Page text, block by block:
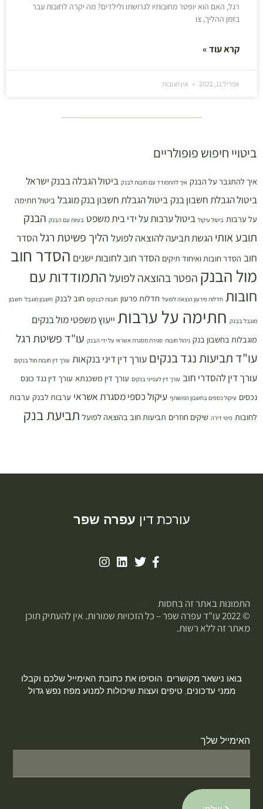
רגל, האם הוא יופטר מחובותיו לגרושתו ולילדים? מה יקרה לחובות עבר
בזמן ההליך, צו
קרא עוד »
אפריל 11, 2022 אין תגובות
ביטויי חיפוש פופולריים
איך להתגבר על הבנק איך להתמודד עם חובות לבנק ביטול הגבלה בבנק ישראל
ביטול הגבלת חשבון בנק ביטול הגבלת חשבון בנק מוגבל ביטול חתימה
על ערבות ביטול עיקול ביטול ערבות על ידי בית משפט בעיות עם הבנק הבנק
תובע אותי הגשת תביעה להוצאה לפועל הליך פשיטת רגל הסדר
חוב הסדר חובות ואיחוד תיקים הסדר חוב לחובות ישנים הסדר חוב
מול הבנק הפטר בהוצאה לפועל התמודדות עם
חובות חדלות פירעון הוצאה לפועל חדלות פרעון חובות לבנקים חוב לבנק חשבון מוגבל חשבון
מוגבל בבנק חתימה על ערבות ייעוץ משפטי מול בנקים
מוגבלות בחשבון בנק ניהול חובות סגירת מסגרת אשראי על ידי הבנק עו"ד פשיטת רגל
עו"ד תביעות נגד בנקים עורך דין דיני בנקאות עורך דין חובות מול בנקים
עורך דין להסדרי חוב עורך דין לענייני בנקים עורך דין משכנתא עורך דין נגד כונס
נכסים עיקול כספים בחשבון המשותף עיקול כספי מסגרת אשראי ערבות לבנק ערבות
לחובות פינוי דירה שיקים חוזרים תביעות חוב בהוצאה לפועל תביעת בנק
עורכת דין עפרה שפר
התמונות באתר זה בחסות
© 2022 עו"ד עפרה שפר – כל הזכויות שמורות. אין להעתיק תוכן
מאתר זה ללא רשות.
בואו נישאר מקושרים. הוסיפו את כתובת האימייל שלכם וקבלו
ממני עדכונים, טיפים ועצות שיכולות למנוע מפח נפש גדול
האימייל שלך